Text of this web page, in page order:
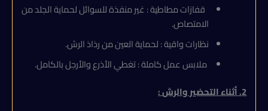
قفازات مطاطية : غير منفذة للسوائل لحماية الجلد من
الامتصاص.
نظارات واقية : لحماية العين من رذاذ الرش.
ملابس عمل كاملة : تغطي الأذرع والأرجل بالكامل.
2
.أثناء التحضير والرش: